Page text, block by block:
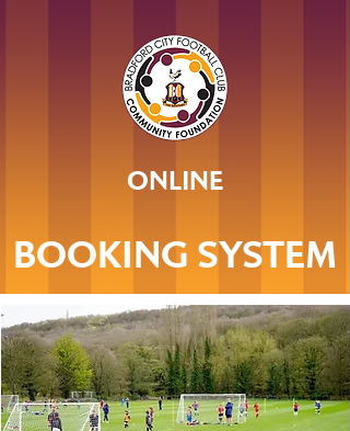
ONLINE
BOOKING SYSTEM